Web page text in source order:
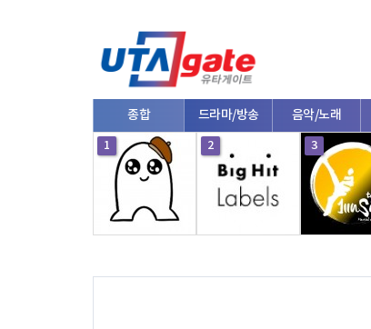
종합 드라마/방송 음악/노래
1 2 3